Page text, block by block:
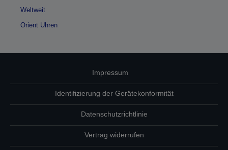
Weltweit
Orient Uhren
Impressum
Identifizierung der Gerätekonformität
Datenschutzrichtlinie
Vertrag widerrufen